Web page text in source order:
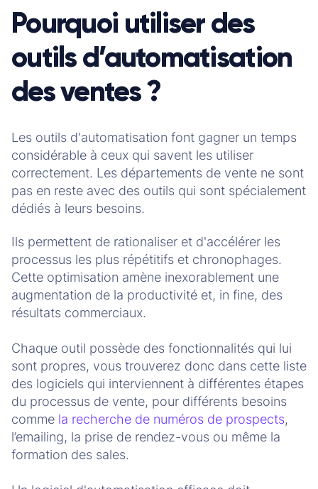
Pourquoi utiliser des
outils d’automatisation
des ventes ?
Les outils d'automatisation font gagner un temps
considérable à ceux qui savent les utiliser
correctement. Les départements de vente ne sont
pas en reste avec des outils qui sont spécialement
dédiés à leurs besoins.
Ils permettent de rationaliser et d'accélérer les
processus les plus répétitifs et chronophages.
Cette optimisation amène inexorablement une
augmentation de la productivité et, in fine, des
résultats commerciaux.
Chaque outil possède des fonctionnalités qui lui
sont propres, vous trouverez donc dans cette liste
des logiciels qui interviennent à différentes étapes
du processus de vente, pour différents besoins
comme la recherche de numéros de prospects,
l’emailing, la prise de rendez-vous ou même la
formation des sales.